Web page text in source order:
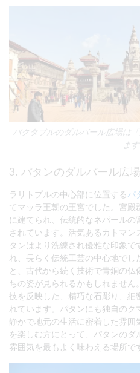
バクタプルのダルバール広場は
ます
3. パタンのダルバール広場
ラリトプルの中心部に位置するパ
てマッラ王朝の王宮でした。宮
に建てられ、伝統的なネパールの
されています。活気あるカトマ
タンはより洗練され優雅な印象で
れ、長らく伝統工芸の中心地でし
と、古代から続く技術で青銅の
ちの姿が見られるかもしれませ
技を反映した、精巧な石彫り、細
れています。パタンにも独自のク
静かで地元の生活に密着した雰
を楽しむ方にとって、パタンのダ
雰囲気を最もよく味わえる場所で